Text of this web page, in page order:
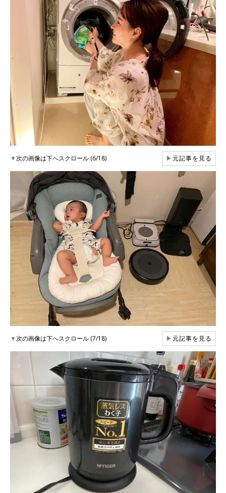
▼次の画像は下へスクロール (6/18) ▶元記事を見る
▼次の画像は下へスクロール (7/18) ▶元記事を見る